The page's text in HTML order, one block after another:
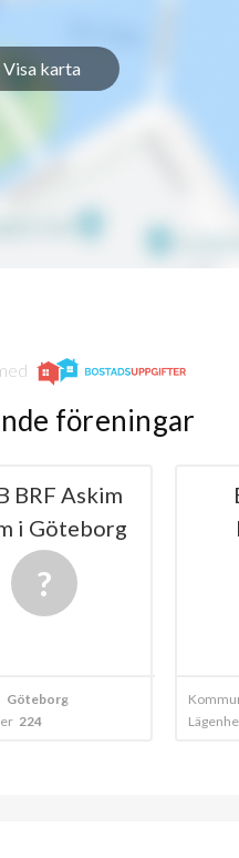
Visa karta
föreningar
BRF Askim
i Göteborg
Göteborg
224